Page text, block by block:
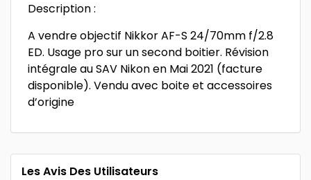
Description :
A vendre objectif Nikkor AF-S 24/70mm f/2.8
ED. Usage pro sur un second boitier. Révision
intégrale au SAV Nikon en Mai 2021 (facture
disponible). Vendu avec boite et accessoires
d’origine
Les Avis Des Utilisateurs